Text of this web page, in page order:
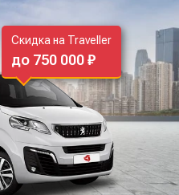
Скидка на Traveller
до 750 000 ₽